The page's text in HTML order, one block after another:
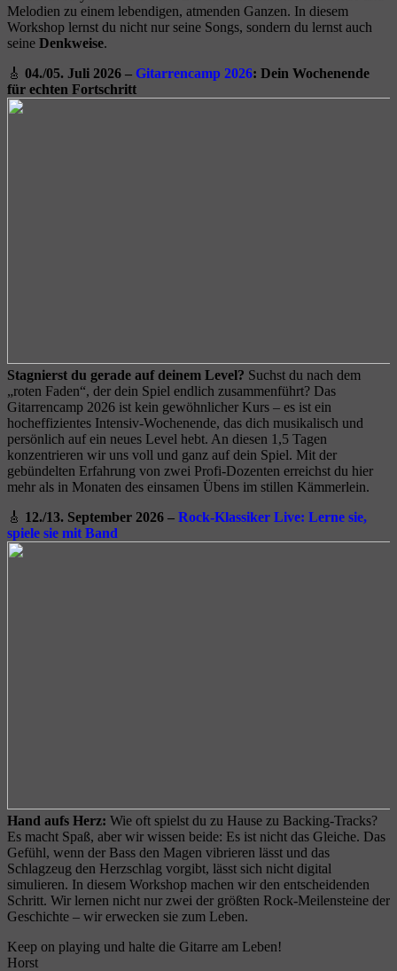
Melodien zu einem lebendigen, atmenden Ganzen. In diesem
Workshop lernst du nicht nur seine Songs, sondern du lernst auch
seine Denkweise.
🎸 04./05. Juli 2026 – Gitarrencamp 2026: Dein Wochenende
für echten Fortschritt
Stagnierst du gerade auf deinem Level? Suchst du nach dem
„roten Faden“, der dein Spiel endlich zusammenführt? Das
Gitarrencamp 2026 ist kein gewöhnlicher Kurs – es ist ein
hocheffizientes Intensiv-Wochenende, das dich musikalisch und
persönlich auf ein neues Level hebt. An diesen 1,5 Tagen
konzentrieren wir uns voll und ganz auf dein Spiel. Mit der
gebündelten Erfahrung von zwei Profi-Dozenten erreichst du hier
mehr als in Monaten des einsamen Übens im stillen Kämmerlein.
🎸 12./13. September 2026 – Rock-Klassiker Live: Lerne sie,
spiele sie mit Band
Hand aufs Herz: Wie oft spielst du zu Hause zu Backing-Tracks?
Es macht Spaß, aber wir wissen beide: Es ist nicht das Gleiche. Das
Gefühl, wenn der Bass den Magen vibrieren lässt und das
Schlagzeug den Herzschlag vorgibt, lässt sich nicht digital
simulieren. In diesem Workshop machen wir den entscheidenden
Schritt. Wir lernen nicht nur zwei der größten Rock-Meilensteine der
Geschichte – wir erwecken sie zum Leben.
Keep on playing und halte die Gitarre am Leben!
Horst